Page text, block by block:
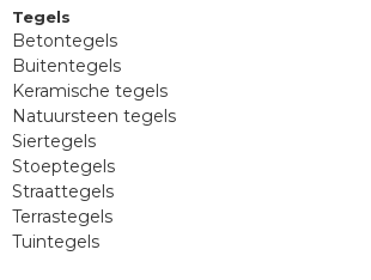
Tegels
Betontegels
Buitentegels
Keramische tegels
Natuursteen tegels
Siertegels
Stoeptegels
Straattegels
Terrastegels
Tuintegels